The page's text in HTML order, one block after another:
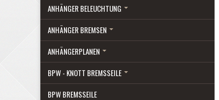
ANHÄNGER BELEUCHTUNG
ANHÄNGER BREMSEN
ANHÄNGERPLANEN
BPW - KNOTT BREMSSEILE
BPW BREMSSEILE